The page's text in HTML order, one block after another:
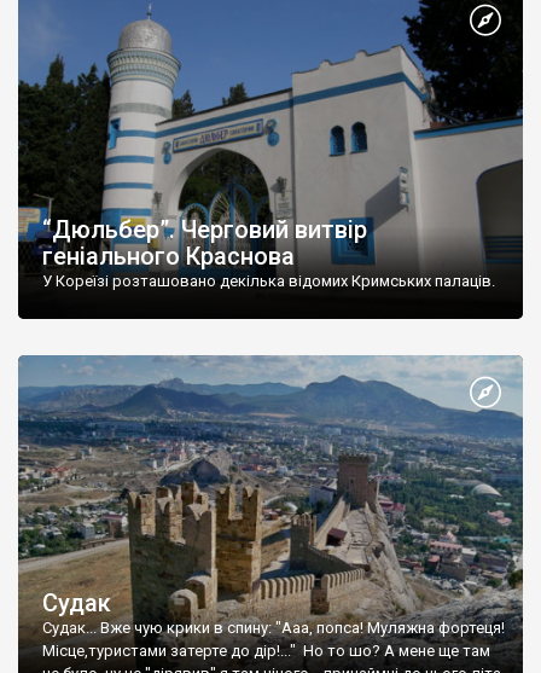
“Дюльбер”. Черговий витвір
геніального Краснова
У Кореїзі розташовано декілька відомих Кримських палаців.
Судак
Судак... Вже чую крики в спину: "Ааа, попса! Муляжна фортеця!
Місце,туристами затерте до дір!..." Но то шо? А мене ще там